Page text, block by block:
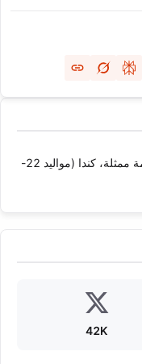
أليشا نيوتن، نجمة ممثلة، كندا (مواليد 22-
42K